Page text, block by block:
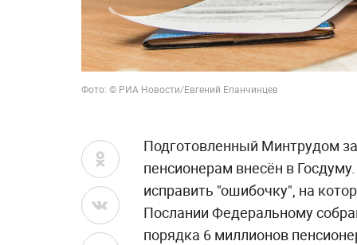
Фото: © РИА Новости/Евгений Епанчинцев
Подготовленный Минтрудом
пенсионерам внесён в
исправить "ошибочку", на
Послании Федеральному
порядка 6 миллионов